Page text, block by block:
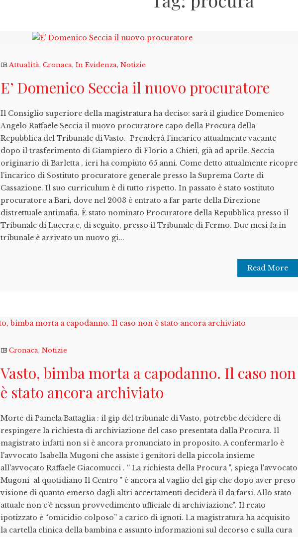
Attualità,Cronaca,In Evidenza,Notizie
E’ Domenico Seccia il nuovo procuratore
Il Consiglio superiore della magistratura ha deciso: sarà il giudice Domenico
Angelo Raffaele Seccia il nuovo procuratore capo della Procura della
Repubblica del Tribunale di Vasto. Prenderà l'incarico attualmente vacante
dopo il trasferimento di Giampiero di Florio a Chieti, già ad aprile. Seccia
originario di Barletta , ieri ha compiuto 65 anni. Come detto attualmente ricopre
l’incarico di Sostituto procuratore generale presso la Suprema Corte di
Cassazione. Il suo curriculum è di tutto rispetto. In passato è stato sostituto
procuratore a Bari, dove nel 2003 è entrato a far parte della Direzione
distrettuale antimafia. È stato nominato Procuratore della Repubblica presso il
Tribunale di Lucera e, di seguito, presso il Tribunale di Fermo. Due mesi fa in
tribunale è arrivato un nuovo gi...
Read More
Cronaca,Notizie
Vasto, bimba morta a capodanno. Il caso non
è stato ancora archiviato
Morte di Pamela Battaglia : il gip del tribunale di Vasto, potrebbe decidere di
respingere la richiesta di archiviazione del caso presentata dalla Procura. Il
magistrato infatti non si è ancora pronunciato in proposito. A confermarlo è
l'avvocato Isabella Mugoni che assiste i genitori della piccola insieme
all'avvocato Raffaele Giacomucci . “ La richiesta della Procura ", spiega l'avvocato
Mugoni al quotidiano Il Centro " è ancora al vaglio del gip che dopo aver preso
visione di quanto emerso dagli altri accertamenti deciderà il da farsi. Allo stato
attuale non c'è nessun provvedimento ufficiale di archiviazione". Il reato
ipotizzato è “omicidio colposo” a carico di ignoti. La magistratura ha acquisito
la cartella clinica della bambina e assunto informazioni sul decorso e sulla cura